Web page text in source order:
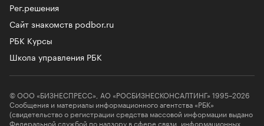
Рег.решения
Сайт знакомств podbor.ru
РБК Курсы
Школа управления РБК
© ООО «БИЗНЕСПРЕСС», АО «РОСБИЗНЕСКОНСАЛТИНГ» 1995–2026
Сообщения и материалы информационного агентства «РБК»
(свидетельство о регистрации средства массовой информации выдано
Федеральной службой по надзору в сфере связи, информационных